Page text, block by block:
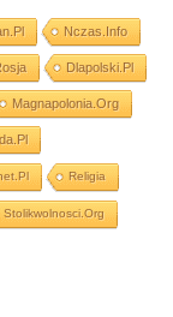
Nczas.info
Dlapolski.pl
Magnapolonia.org
Religia
Stolikwolnosci.org